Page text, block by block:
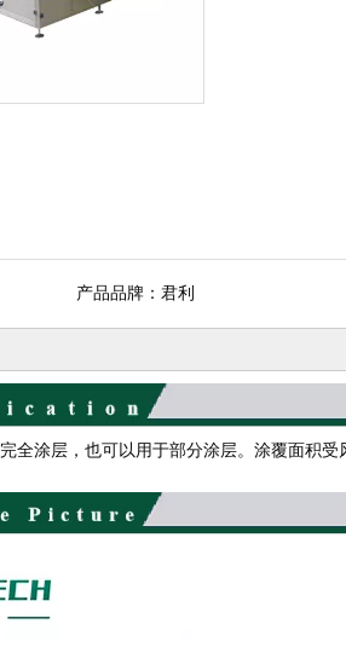
产品品牌： 君利
涂层，也可以用于部分涂层。涂覆面积